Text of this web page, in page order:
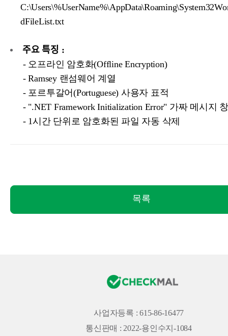
dFileList.txt
주요 특징 :
- 오프라인 암호화(Offline Encryption)
- Ramsey 랜섬웨어 계열
- 포르투갈어(Portuguese) 사용자 표적
- ".NET Framework Initialization Error" 가짜 메시지
- 1시간 단위로 암호화된 파일 자동 삭제
목록
사업자등록 : 615-86-16477
통신판매 : 2022-용인수지-1084